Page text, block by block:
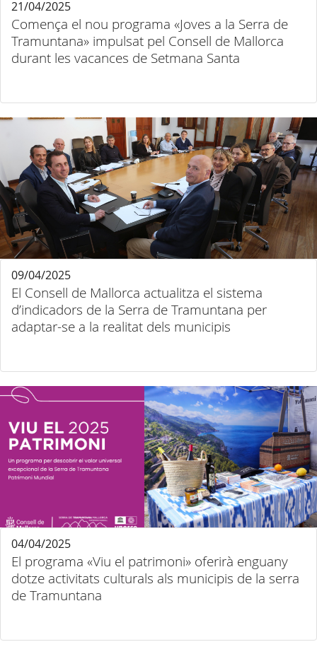
Comença el nou programa «Joves a la Serra de
Tramuntana» impulsat pel Consell de Mallorca
durant les vacances de Setmana Santa
21/04/2025
El Consell de Mallorca actualitza el sistema
d’indicadors de la Serra de Tramuntana per
adaptar-se a la realitat dels municipis
09/04/2025
El programa «Viu el patrimoni» oferirà enguany
dotze activitats culturals als municipis de la serra
de Tramuntana
04/04/2025